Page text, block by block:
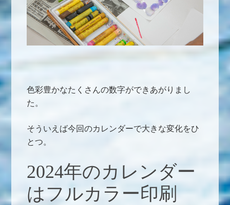
色彩豊かなたくさんの数字ができあがりまし
た。
そういえば今回のカレンダーで大きな変化をひ
とつ。
2024年のカレンダー
はフルカラー印刷